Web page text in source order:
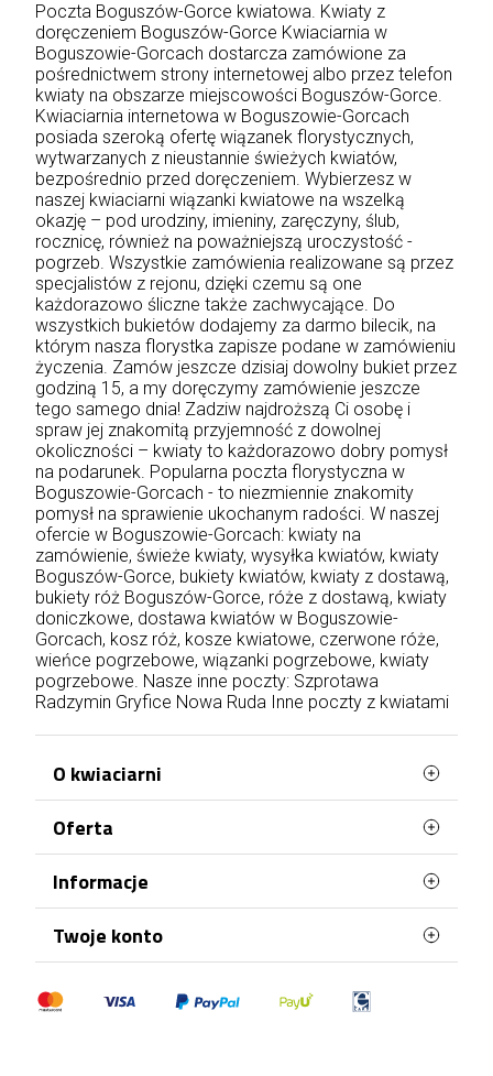
Poczta Boguszów-Gorce kwiatowa. Kwiaty z
doręczeniem Boguszów-Gorce Kwiaciarnia w
Boguszowie-Gorcach dostarcza zamówione za
pośrednictwem strony internetowej albo przez telefon
kwiaty na obszarze miejscowości Boguszów-Gorce.
Kwiaciarnia internetowa w Boguszowie-Gorcach
posiada szeroką ofertę wiązanek florystycznych,
wytwarzanych z nieustannie świeżych kwiatów,
bezpośrednio przed doręczeniem. Wybierzesz w
naszej kwiaciarni wiązanki kwiatowe na wszelką
okazję – pod urodziny, imieniny, zaręczyny, ślub,
rocznicę, również na poważniejszą uroczystość -
pogrzeb. Wszystkie zamówienia realizowane są przez
specjalistów z rejonu, dzięki czemu są one
każdorazowo śliczne także zachwycające. Do
wszystkich bukietów dodajemy za darmo bilecik, na
którym nasza florystka zapisze podane w zamówieniu
życzenia. Zamów jeszcze dzisiaj dowolny bukiet przez
godziną 15, a my doręczymy zamówienie jeszcze
tego samego dnia! Zadziw najdroższą Ci osobę i
spraw jej znakomitą przyjemność z dowolnej
okoliczności – kwiaty to każdorazowo dobry pomysł
na podarunek. Popularna poczta florystyczna w
Boguszowie-Gorcach - to niezmiennie znakomity
pomysł na sprawienie ukochanym radości. W naszej
ofercie w Boguszowie-Gorcach: kwiaty na
zamówienie, świeże kwiaty, wysyłka kwiatów, kwiaty
Boguszów-Gorce, bukiety kwiatów, kwiaty z dostawą,
bukiety róż Boguszów-Gorce, róże z dostawą, kwiaty
doniczkowe, dostawa kwiatów w Boguszowie-
Gorcach, kosz róż, kosze kwiatowe, czerwone róże,
wieńce pogrzebowe, wiązanki pogrzebowe, kwiaty
pogrzebowe. Nasze inne poczty: Szprotawa
Radzymin Gryfice Nowa Ruda Inne poczty z kwiatami
O kwiaciarni
WaszaKwiaciarnia stworzona jest z myślą o
Tobie!
Posiadamy ponad 20 lat doświadczenia i
każdego dnia doręczamy kwiaty na terenie całej
Polski. Róże, bukiety, kosze kwiatów, kwiaty
doniczkowe, kwiaty na pogrzeb – wszystko to
okazja jest odpowiednia, by wręczyć komuś
kwiaty. Zamów je już dzisiaj i zaskocz bliskich!
Oferta
Mapa strony
Informacje
Regulamin
Polityka Prywatności
Twoje konto
Zamówienia